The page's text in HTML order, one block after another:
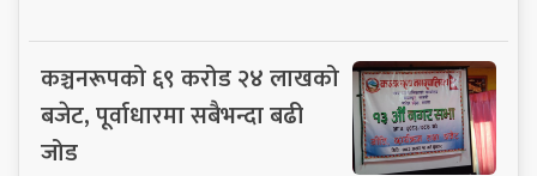
कञ्चनरूपको ६९ करोड २४ लाखको
बजेट, पूर्वाधारमा सबैभन्दा बढी
जोड